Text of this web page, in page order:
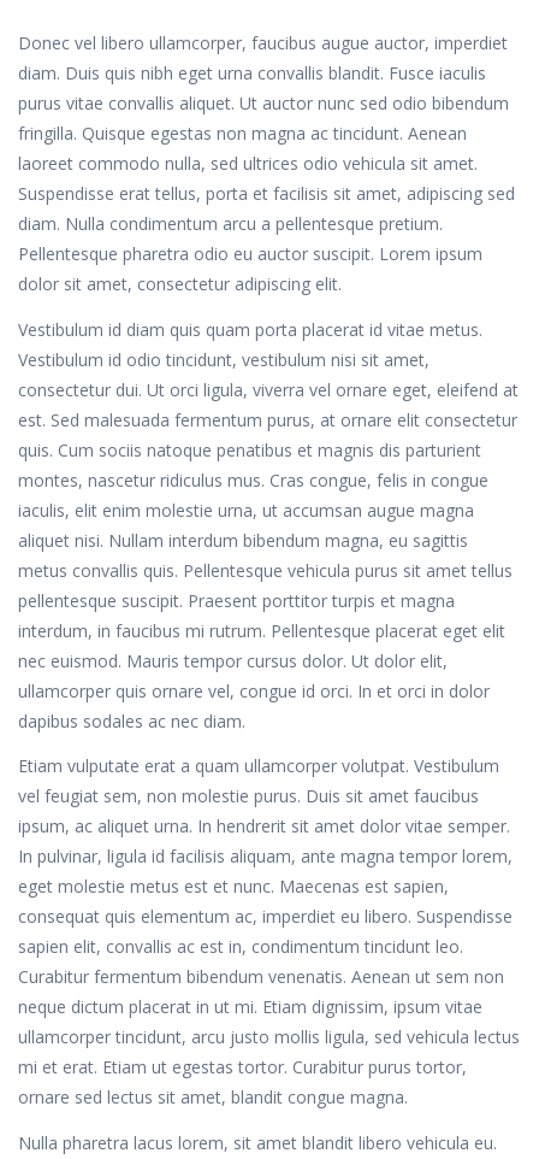
Donec vel libero ullamcorper, faucibus augue auctor, imperdiet
diam. Duis quis nibh eget urna convallis blandit. Fusce iaculis
purus vitae convallis aliquet. Ut auctor nunc sed odio bibendum
fringilla. Quisque egestas non magna ac tincidunt. Aenean
laoreet commodo nulla, sed ultrices odio vehicula sit amet.
Suspendisse erat tellus, porta et facilisis sit amet, adipiscing sed
diam. Nulla condimentum arcu a pellentesque pretium.
Pellentesque pharetra odio eu auctor suscipit. Lorem ipsum
dolor sit amet, consectetur adipiscing elit.
Vestibulum id diam quis quam porta placerat id vitae metus.
Vestibulum id odio tincidunt, vestibulum nisi sit amet,
consectetur dui. Ut orci ligula, viverra vel ornare eget, eleifend at
est. Sed malesuada fermentum purus, at ornare elit consectetur
quis. Cum sociis natoque penatibus et magnis dis parturient
montes, nascetur ridiculus mus. Cras congue, felis in congue
iaculis, elit enim molestie urna, ut accumsan augue magna
aliquet nisi. Nullam interdum bibendum magna, eu sagittis
metus convallis quis. Pellentesque vehicula purus sit amet tellus
pellentesque suscipit. Praesent porttitor turpis et magna
interdum, in faucibus mi rutrum. Pellentesque placerat eget elit
nec euismod. Mauris tempor cursus dolor. Ut dolor elit,
ullamcorper quis ornare vel, congue id orci. In et orci in dolor
dapibus sodales ac nec diam.
Etiam vulputate erat a quam ullamcorper volutpat. Vestibulum
vel feugiat sem, non molestie purus. Duis sit amet faucibus
ipsum, ac aliquet urna. In hendrerit sit amet dolor vitae semper.
In pulvinar, ligula id facilisis aliquam, ante magna tempor lorem,
eget molestie metus est et nunc. Maecenas est sapien,
consequat quis elementum ac, imperdiet eu libero. Suspendisse
sapien elit, convallis ac est in, condimentum tincidunt leo.
Curabitur fermentum bibendum venenatis. Aenean ut sem non
neque dictum placerat in ut mi. Etiam dignissim, ipsum vitae
ullamcorper tincidunt, arcu justo mollis ligula, sed vehicula lectus
mi et erat. Etiam ut egestas tortor. Curabitur purus tortor,
ornare sed lectus sit amet, blandit congue magna.
Nulla pharetra lacus lorem, sit amet blandit libero vehicula eu.